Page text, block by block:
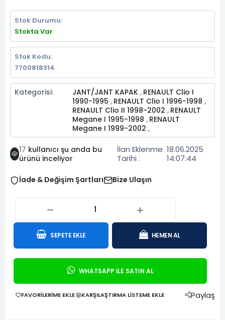
Stok Durumu:
Stokta Var
Stok Kodu:
7700818314
Kategorisi: JANT/JANT KAPAK , RENAULT Clio I
1990-1995 , RENAULT Clio I 1996-1998 ,
RENAULT Clio II 1998-2002 , RENAULT
Megane I 1995-1998 , RENAULT
Megane I 1999-2002 ,
17 kullanıcı şu anda bu
ürünü inceliyor
İlan Eklenme
Tarihi :
18.06.2025
14:07:44
İade & Değişim Şartları Bize Ulaşın
SEPETE EKLE HEMEN AL
WHATSAPP İLE SATIN AL
FAVORILERIME EKLE KARŞILAŞTIRMA LISTEME EKLE Paylaş